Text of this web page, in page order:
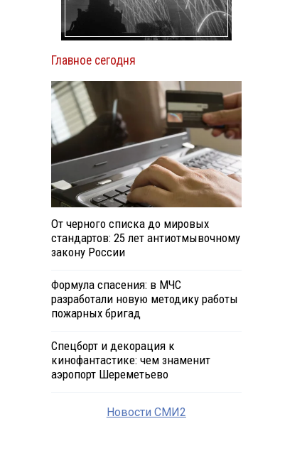
Главное сегодня
От черного списка до мировых
стандартов: 25 лет антиотмывочному
закону России
Формула спасения: в МЧС
разработали новую методику работы
пожарных бригад
Спецборт и декорация к
кинофантастике: чем знаменит
аэропорт Шереметьево
Новости СМИ2